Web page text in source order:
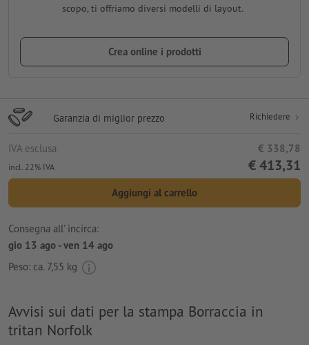
scopo, ti offriamo diversi modelli di layout.
Crea online i prodotti
Garanzia di miglior prezzo Richiedere
IVA esclusa € 338,78
incl. 22% IVA € 413,31
Aggiungi al carrello
Consegna all' incirca:
gio 13 ago - ven 14 ago
Peso: ca. 7,55 kg
Avvisi sui dati per la stampa Borraccia in
tritan Norfolk